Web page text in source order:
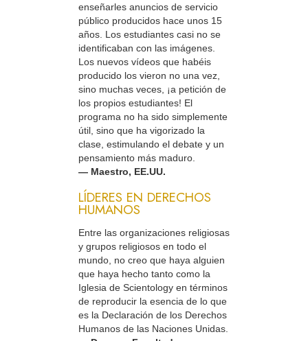
enseñarles anuncios de servicio
público producidos hace unos 15
años. Los estudiantes casi no se
identificaban con las imágenes.
Los nuevos vídeos que habéis
producido los vieron no una vez,
sino muchas veces, ¡a petición de
los propios estudiantes! El
programa no ha sido simplemente
útil, sino que ha vigorizado la
clase, estimulando el debate y un
pensamiento más maduro.
— Maestro, EE.UU.
LÍDERES EN DERECHOS
HUMANOS
Entre las organizaciones religiosas
y grupos religiosos en todo el
mundo, no creo que haya alguien
que haya hecho tanto como la
Iglesia de Scientology en términos
de reproducir la esencia de lo que
es la Declaración de los Derechos
Humanos de las Naciones Unidas.